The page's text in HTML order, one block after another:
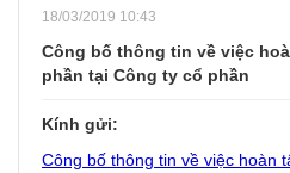
18/03/2019 10:43
Công bố thông tin về việc
phần tại Công ty cổ phần
Kính gửi:
Công bố thông tin về việc hoàn